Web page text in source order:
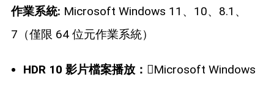
作業系統: Microsoft Windows 11、10、8.1、
7（僅限 64 位元作業系統）
HDR 10 影片檔案播放： Microsoft Windows